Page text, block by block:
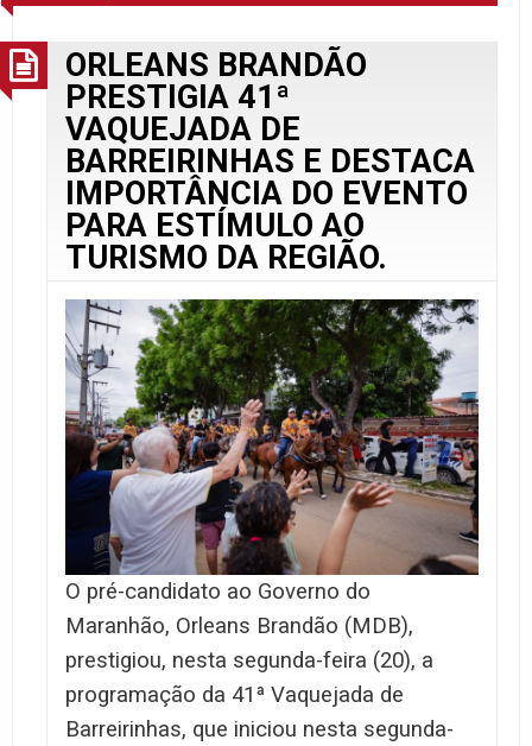
ORLEANS BRANDÃO
PRESTIGIA 41ª
VAQUEJADA DE
BARREIRINHAS E DESTACA
IMPORTÂNCIA DO EVENTO
PARA ESTÍMULO AO
TURISMO DA REGIÃO.
O pré-candidato ao Governo do
Maranhão, Orleans Brandão (MDB),
prestigiou, nesta segunda-feira (20), a
programação da 41ª Vaquejada de
Barreirinhas, que iniciou nesta segunda-